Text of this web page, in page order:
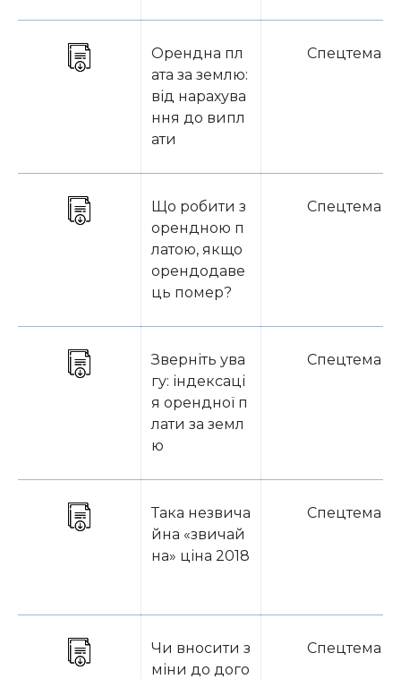
Орендна пл
ата за землю:
від нарахува
ння до випл
ати
Спецтема
Що робити з
орендною п
латою, якщо
орендодаве
ць помер?
Спецтема
Зверніть ува
гу: індексаці
я орендної п
лати за земл
ю
Спецтема
Така незвича
йна «звичай
на» ціна 2018
Спецтема
Чи вносити з
міни до дого
Спецтема